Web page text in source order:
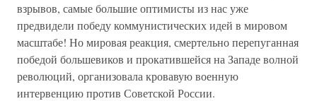
взрывов, самые большие оптимисты из нас уже
предвидели победу коммунистических идей в мировом
масштабе! Но мировая реакция, смертельно перепуганная
победой большевиков и прокатившейся на Западе волной
революций, организовала кровавую военную
интервенцию против Советской России.